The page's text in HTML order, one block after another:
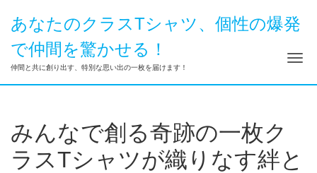
あなたのクラスTシャツ、個性の爆発
で仲間を驚かせる！
仲間と共に創り出す、特別な思い出の一枚を届けます！ ナ
みんなで創る奇跡の一枚ク
ラスTシャツが織りなす絆と